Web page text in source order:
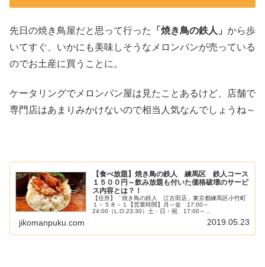
先日の焼き鳥屋だと思って行った 「焼き鳥の鉄人」 から歩
いてすぐ、いかにも美味しそうなメロンパンが売っている
のでお土産に買うことに。
ケータリングでメロンパン屋は見たことあるけど、店舗で
専門店はあまりみかけないので相当人気なんでしょうね～
【食べ放題】焼き鳥の鉄人 練馬区 鉄人コース
１５００円～飲み放題も付いた価格破壊のサービ
ス内容とは？！
【住所】「焼き鳥の鉄人 江古田店」東京都練馬区小竹町
１－５８－１【営業時間】月～金 17:00～
24:00（L.O.23:30）土・日・祝 17:00～
jikomanpuku.com 2019.05.23